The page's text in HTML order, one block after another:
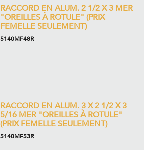
RACCORD EN ALUM. 2 1/2 X 3 MER
"OREILLES À ROTULE" (PRIX
FEMELLE SEULEMENT)
5140MF48R
RACCORD EN ALUM. 3 X 2 1/2 X 3
5/16 MER "OREILLES À ROTULE"
(PRIX FEMELLE SEULEMENT)
5140MF53R